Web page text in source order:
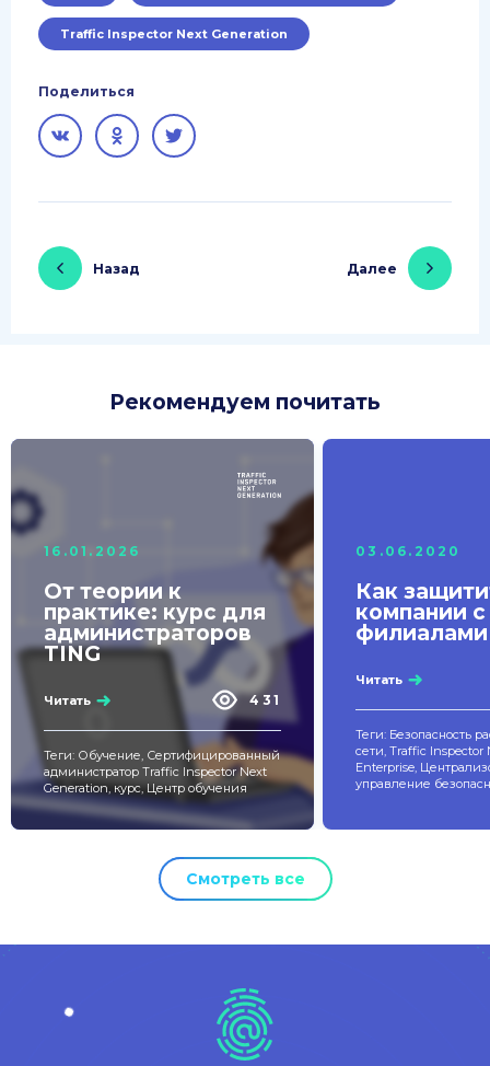
Traffic Inspector Next Generation
Поделиться
Назад Далее
Рекомендуем почитать
16.01.2026
От теории к
практике: курс для
администраторов
TING
Читать 431
Теги: Обучение, Сертифицированный
администратор Traffic Inspector Next
Generation, курс, Центр обучения
03.06.2020
Как
компании с
филиалами
Читать
Теги: Безопасность
сети, Traffic Inspector
Enterprise,
управление
Смотреть все